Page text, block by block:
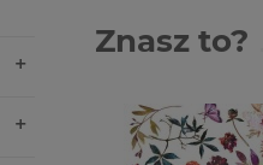
Znasz to?